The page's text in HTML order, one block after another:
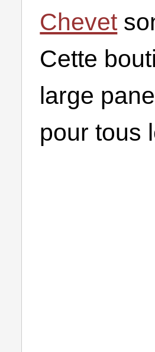
Chevet
Cette
large
pour tous